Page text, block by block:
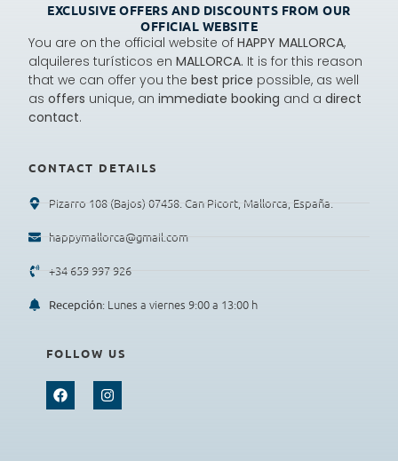
EXCLUSIVE OFFERS AND DISCOUNTS FROM OUR
OFFICIAL WEBSITE
You are on the official website ofHAPPY MALLORCA,
alquileres turísticos enMALLORCA. It is for this reason
that we can offer you thebest price possible, as well
asoffers unique, animmediate booking and adirect
contact.
CONTACT DETAILS
Pizarro 108 (Bajos) 07458. Can Picort, Mallorca, España.
happymallorca@gmail.com
+34 659 997 926
Recepción: Lunes a viernes 9:00 a 13:00 h
FOLLOW US